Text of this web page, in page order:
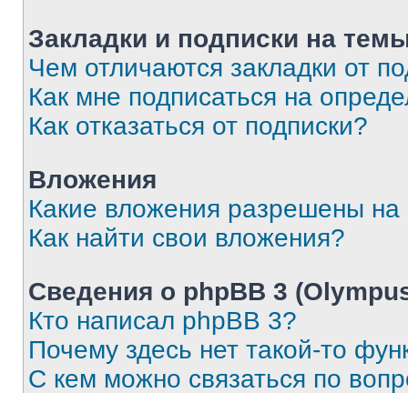
Закладки и подписки на
Чем отличаются закладки от
Как мне подписаться на
Как отказаться от подписки?
Вложения
Какие вложения разрешены
Как найти свои вложения?
Сведения о phpBB 3
Кто написал phpBB 3?
Почему здесь нет такой-то
С кем можно связаться по